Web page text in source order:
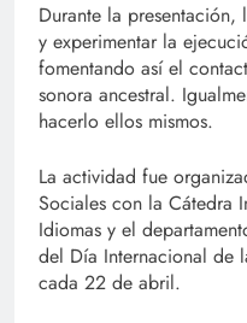
Durante la presentación,
y experimentar la
fomentando así el
sonora ancestral.
hacerlo ellos mismos.
La actividad fue
Sociales con la Cátedra
Idiomas y el
del Día Internacional de
cada 22 de abril.